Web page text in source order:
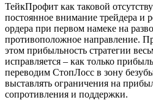
ТейкПрофит как таковой
постоянное внимание трейдера и
ордера при первом намеке на
противоположное направление.
этом прибыльность стратегии
исправляется – как только
переводим СтопЛосс в зону
выставлять ограничения на
сопротивления и поддержки.